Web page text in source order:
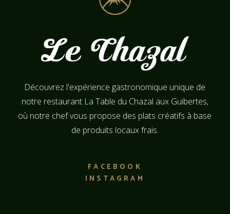
Découvrez l'expérience gastronomique unique de
notre restaurant La Table du Chazal aux Guibertes,
où notre chef vous propose des plats créatifs à base
de produits locaux frais.
FACEBOOK
INSTAGRAM